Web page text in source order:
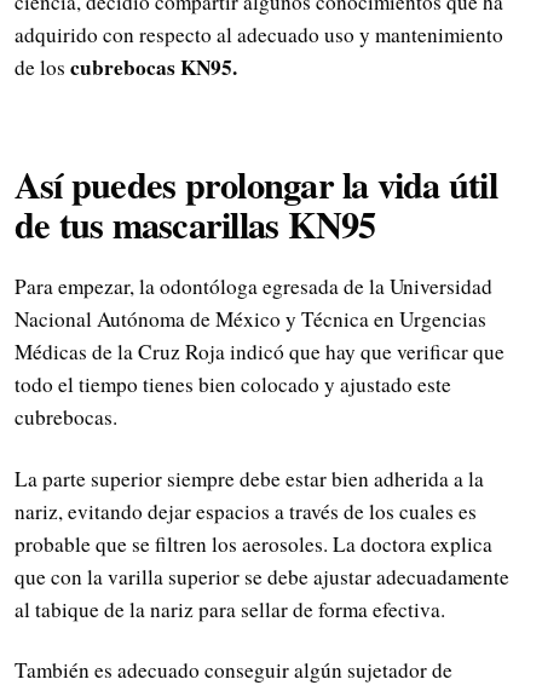
adquirido con respecto al adecuado uso y mantenimiento
de los cubrebocas KN95.
Así puedes prolongar la vida útil
de tus mascarillas KN95
Para empezar, la odontóloga egresada de la Universidad
Nacional Autónoma de México y Técnica en Urgencias
Médicas de la Cruz Roja indicó que hay que verificar que
todo el tiempo tienes bien colocado y ajustado este
cubrebocas.
La parte superior siempre debe estar bien adherida a la
nariz, evitando dejar espacios a través de los cuales es
probable que se filtren los aerosoles. La doctora explica
que con la varilla superior se debe ajustar adecuadamente
al tabique de la nariz para sellar de forma efectiva.
También es adecuado conseguir algún sujetador de